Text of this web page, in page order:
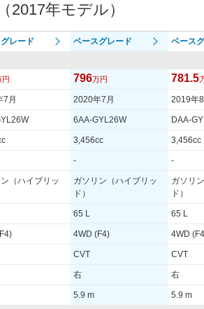
2017年モデル）
レード ベースグレード ベース
円 796万円 781.5
7月 2020年7月 2019年
6AA-GYL26W DAA-
3,456cc 3,456cc
- -
（ハイブリッ
ガソリン（ハイブリッ
ド）
ガソリ
ド）
65 L 65 L
4WD (F4) 4WD
CVT CVT
右 右
5.9 m 5.9 m